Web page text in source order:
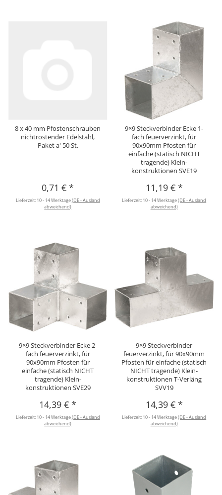
8 x 40 mm Pfostenschrauben
nichtrostender Edelstahl,
Paket a' 50 St.
0,71 €*
Lieferzeit: 10 - 14 Werktage(DE - Ausland
abweichend)
9×9 Steckverbinder Ecke 1-
fach feuerverzinkt, für
90x90mm Pfosten für
einfache (statisch NICHT
tragende) Klein-
konstruktionen SVE19
11,19 € *
Lieferzeit: 10 - 14 Werktage(DE - Ausland
abweichend)
9×9 Steckverbinder Ecke 2-
fach feuerverzinkt, für
90x90mm Pfosten für
einfache (statisch NICHT
tragende) Klein-
konstruktionen SVE29
14,39 €*
Lieferzeit: 10 - 14 Werktage(DE - Ausland
abweichend)
9×9 Steckverbinder
feuerverzinkt, für 90x90mm
Pfosten für einfache (statisch
NICHT tragende) Klein-
konstruktionen T-Verläng
SVV19
14,39 € *
Lieferzeit: 10 - 14 Werktage(DE - Ausland
abweichend)